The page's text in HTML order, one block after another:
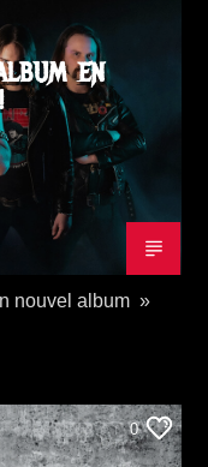
EN
nouvel album »
0